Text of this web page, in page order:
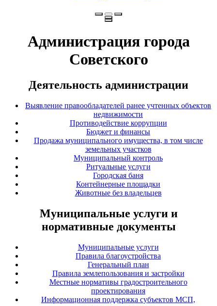
Администрация города
Советского
Деятельность администрации
Выявление правообладателей ранее учтенных объектов
недвижимости
Противодействие коррупции
Бюджет и финансы
Продажа муниципального имущества, в том числе
земельных участков
Муниципальный контроль
Ритуальные услуги
Городская баня
Контейнерные площадки
Животные без владельцев
Муниципальные услуги и
нормативные документы
Муниципальные услуги
Правила благоустройства
Генеральный план
Правила землепользования и застройки
Местные нормативы градостроительного
проектирования
Информационная поддержка субъектов МСП,